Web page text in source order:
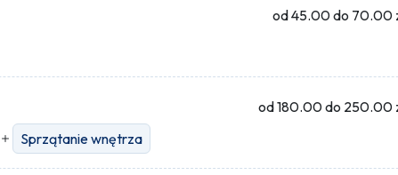
od 45.00 do 70.00
od 180.00 do 250.00
Sprzątanie wnętrza